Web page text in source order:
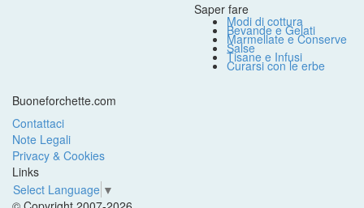
Saper fare
Modi di cottura
Bevande e Gelati
Marmellate e Conserve
Salse
Tisane e Infusi
Curarsi con le erbe
Buoneforchette.com
Contattaci
Note Legali
Privacy & Cookies
Links
Select Language ▼